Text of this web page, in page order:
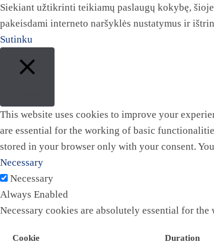
Siekiant užtikrinti teikiamų paslaugų kokybę,
pakeisdami interneto naršyklės nustatymus ir
Sutinku
This website uses cookies to improve your
are essential for the working of basic
stored in your browser only with your consent.
Necessary
Necessary
Always Enabled
Necessary cookies are absolutely essential for
Cookie Duration